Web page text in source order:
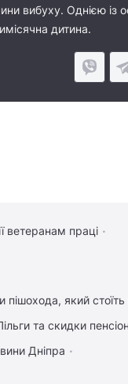
вибуху. Однією із
дитина.
ветеранам праці
пішохода, який
та скидки
Дніпра